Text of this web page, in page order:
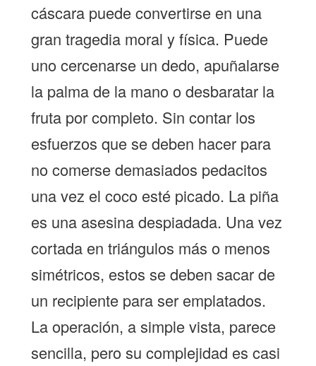
cáscara puede convertirse en una
gran tragedia moral y física. Puede
uno cercenarse un dedo, apuñalarse
la palma de la mano o desbaratar la
fruta por completo. Sin contar los
esfuerzos que se deben hacer para
no comerse demasiados pedacitos
una vez el coco esté picado. La piña
es una asesina despiadada. Una vez
cortada en triángulos más o menos
simétricos, estos se deben sacar de
un recipiente para ser emplatados.
La operación, a simple vista, parece
sencilla, pero su complejidad es casi